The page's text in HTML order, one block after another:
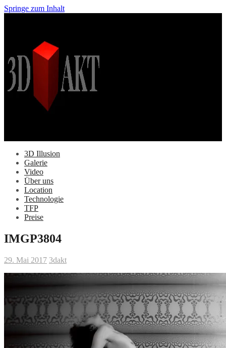
Springe zum Inhalt
3D Illusion
Galerie
Video
Über uns
Location
Technologie
TFP
Preise
IMGP3804
29. Mai 2017 3dakt